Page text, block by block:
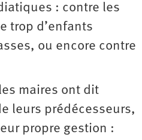
: contre les
trop d’enfants
ou encore contre
maires ont dit
leurs prédécesseurs,
propre gestion :